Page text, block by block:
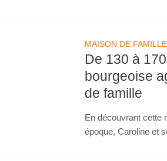
MAISON DE FAMILLE
De 130 à
bourgeoise
de famille
En découvrant cette
époque, Caroline et